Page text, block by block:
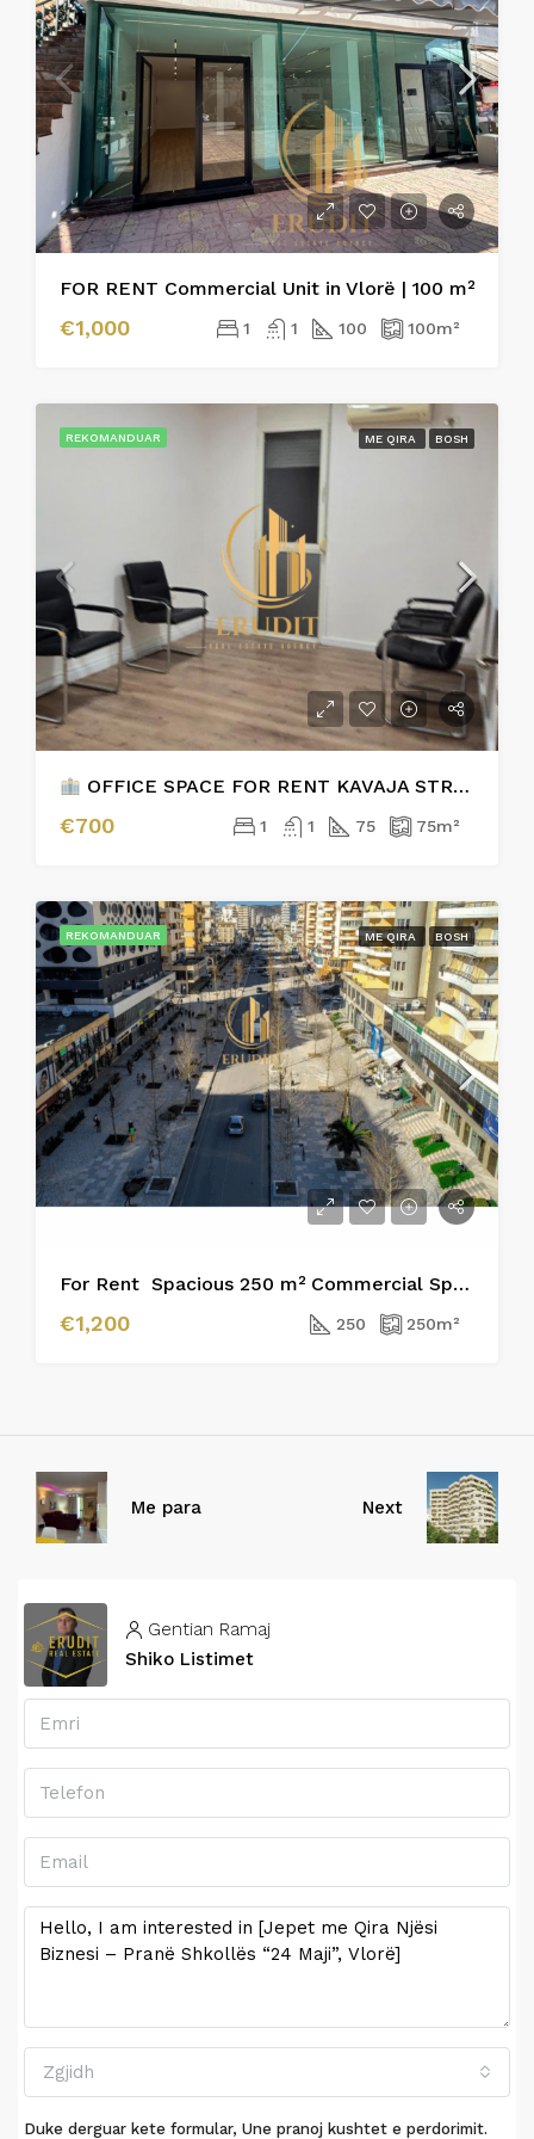
FOR RENT Commercial Unit in Vlorë | 100 m²
€1,000 1 1 100 100m²
REKOMANDUAR ME QIRA BOSH
OFFICE SPACE FOR RENT KAVAJA STREET, TIRANA
€700 1 1 75 75m²
REKOMANDUAR ME QIRA BOSH
For Rent Spacious 250 m² Commercial Space Near the Main Boulevard, Vlora
€1,200 250 250m²
Me para Next
Gentian Ramaj
Shiko Listimet
Zgjidh
Duke derguar kete formular, Une pranoj kushtet e perdorimit.